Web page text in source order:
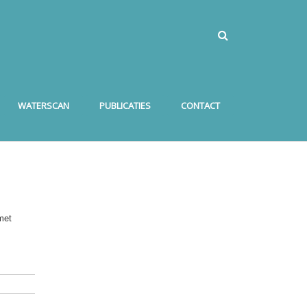
WATERSCAN PUBLICATIES CONTACT